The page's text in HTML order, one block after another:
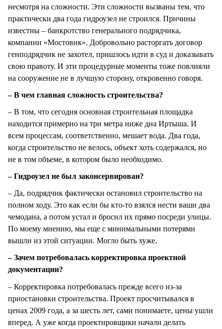
несмотря на сложности. Эти сложности вызваны тем, что
практически два года гидроузел не строился. Причины
известны – банкротство генерального подрядчика,
компании «Мостовик». Добровольно расторгать договор
генподрядчик не захотел, пришлось идти в суд и доказывать
свою правоту. И эти процедурные моменты тоже повлияли
на сооружение не в лучшую сторону, откровенно говоря.
– В чем главная сложность строительства?
– В том, что сегодня основная строительная площадка
находится примерно на три метра ниже дна Иртыша. И
всем процессам, соответственно, мешает вода. Два года,
когда строительство не велось, объект хоть содержался, но
не в том объеме, в котором было необходимо.
– Гидроузел не был законсервирован?
– Да, подрядчик фактически остановил строительство на
полном ходу. Это как если бы кто-то взялся нести ваши два
чемодана, а потом устал и бросил их прямо посреди улицы.
По моему мнению, мы еще с минимальными потерями
вышли из этой ситуации. Могло быть хуже.
– Зачем потребовалась корректировка проектной
документации?
– Корректировка потребовалась прежде всего из-за
приостановки строительства. Проект просчитывался в
ценах 2009 года, а за шесть лет, сами понимаете, цены ушли
вперед. А уже когда проектировщики начали делать